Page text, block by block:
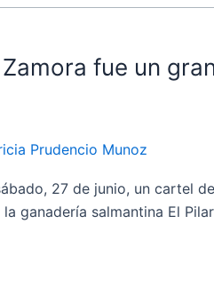
fue un
Prudencio Munoz
27 de junio, un
ganadería salmantina El